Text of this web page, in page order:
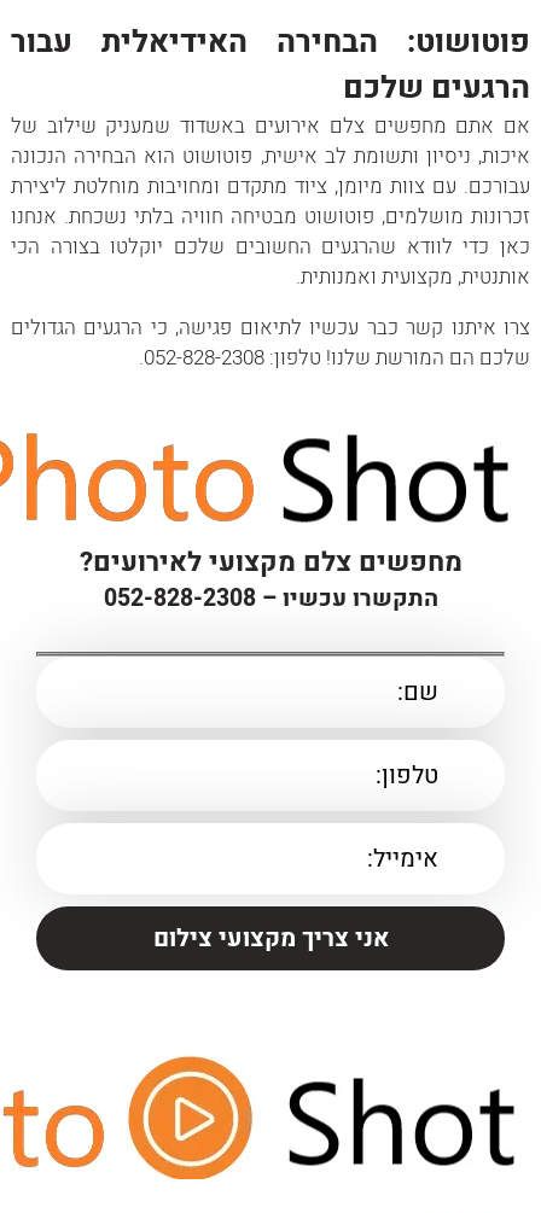
פוטושוט: הבחירה האידיאלית עבור
הרגעים שלכם
אם אתם מחפשים צלם אירועים באשדוד שמעניק שילוב של
איכות, ניסיון ותשומת לב אישית, פוטושוט הוא הבחירה הנכונה
עבורכם. עם צוות מיומן, ציוד מתקדם ומחויבות מוחלטת ליצירת
זכרונות מושלמים, פוטושוט מבטיחה חוויה בלתי נשכחת. אנחנו
כאן כדי לוודא שהרגעים החשובים שלכם יוקלטו בצורה הכי
אותנטית, מקצועית ואמנותית.
צרו איתנו קשר כבר עכשיו לתיאום פגישה, כי הרגעים הגדולים
שלכם הם המורשת שלנו! טלפון: 052-828-2308.
מחפשים צלם מקצועי לאירועים?
התקשרו עכשיו –052-828-2308